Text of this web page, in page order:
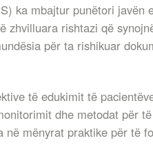
ka mbajtur punëtori
rishtazi që
për ta rishikuar
të edukimit të
dhe metodat për
mënyrat praktike për të